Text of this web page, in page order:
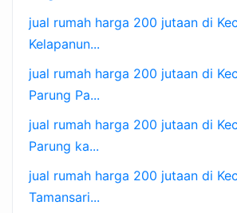
jual rumah harga 200 jutaan di
Kelapanun...
jual rumah harga 200 jutaan di
Parung Pa...
jual rumah harga 200 jutaan di
Parung ka...
jual rumah harga 200 jutaan di
Tamansari...